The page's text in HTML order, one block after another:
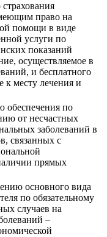
право на
помощи в виде
услуги по
показаний
осуществляемое в
и бесплатного
к месту лечения и
обеспечения по
от несчастных
заболеваний в
связанных с
прямых
основного вида
по обязательному
случаев на
–